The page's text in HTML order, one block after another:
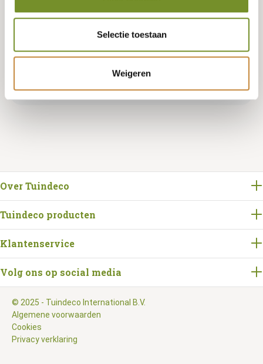
Selectie toestaan
Weigeren
Geen voorraad, misschien zijn er andere varianten beschikbaar?
Bestellen
Over Tuindeco
Tuindeco producten
Klantenservice
Volg ons op social media
© 2025 - Tuindeco International B.V.
Algemene voorwaarden
Cookies
Privacy verklaring